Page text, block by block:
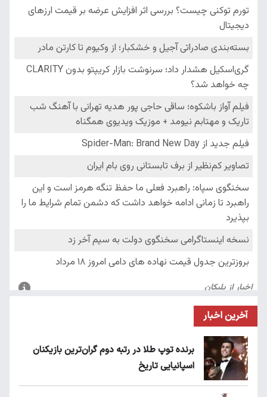
آخرین اخبار
برنده توپ طلا در رتبه دوم گران‌ترین بازیکنان
اسپانیایی تاریخ